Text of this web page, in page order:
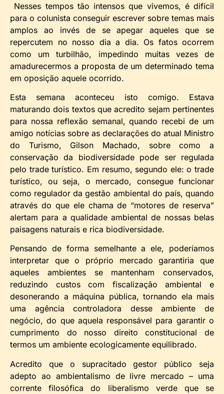
Nesses tempos tão intensos que vivemos, é difícil
para o colunista conseguir escrever sobre temas mais
amplos ao invés de se apegar aqueles que se
repercutem no nosso dia a dia. Os fatos ocorrem
como um turbilhão, impedindo muitas vezes de
amadurecermos a proposta de um determinado tema
em oposição aquele ocorrido.
Esta semana aconteceu isto comigo. Estava
maturando dois textos que acredito sejam pertinentes
para nossa reflexão semanal, quando recebi de um
amigo notícias sobre as declarações do atual Ministro
do Turismo, Gilson Machado, sobre como a
conservação da biodiversidade pode ser regulada
pelo trade turístico. Em resumo, segundo ele: o trade
turístico, ou seja, o mercado, consegue funcionar
como regulador da gestão ambiental do país, quando
através do que ele chama de “motores de reserva”
alertam para a qualidade ambiental de nossas belas
paisagens naturais e rica biodiversidade.
Pensando de forma semelhante a ele, poderíamos
interpretar que o próprio mercado garantiria que
aqueles ambientes se mantenham conservados,
reduzindo custos com fiscalização ambiental e
desonerando a máquina pública, tornando ela mais
uma agência controladora desse ambiente de
negócio, do que aquela responsável para garantir o
cumprimento do nosso direito constitucional de
termos um ambiente ecologicamente equilibrado.
Acredito que o supracitado gestor público seja
adepto ao ambientalismo de livre mercado – uma
corrente filosófica do liberalismo verde que se